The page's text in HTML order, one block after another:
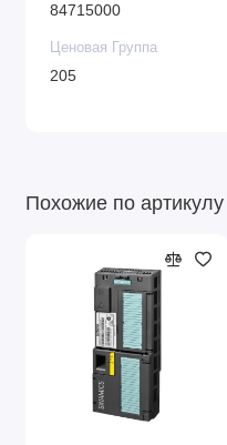
84715000
Ценовая Группа
205
Похожие по артикулу